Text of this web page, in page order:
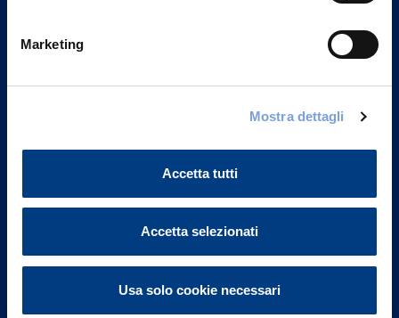
Marketing
Mostra dettagli
Accetta tutti
Accetta selezionati
Usa solo cookie necessari
Governance